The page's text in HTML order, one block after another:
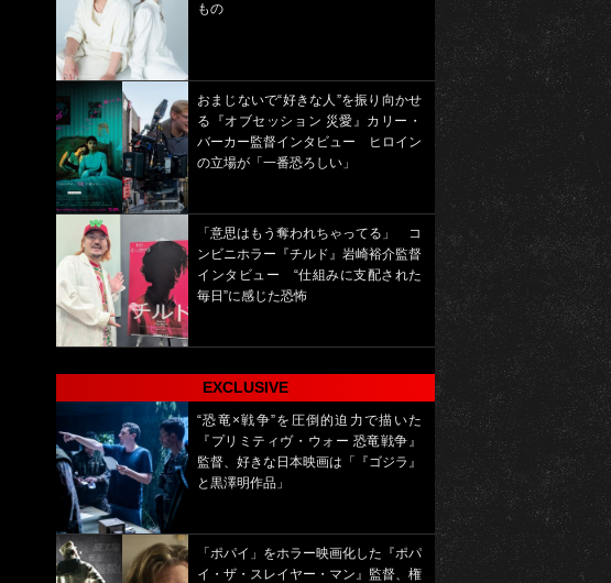
もの
おまじないで“好きな人”を振り向かせ
る『オブセッション 災愛』カリー・
バーカー監督インタビュー ヒロイン
の立場が「一番恐ろしい」
「意思はもう奪われちゃってる」 コ
ンビニホラー『チルド』岩崎裕介監督
インタビュー “仕組みに支配された
毎日”に感じた恐怖
EXCLUSIVE
“恐竜×戦争”を圧倒的迫力で描いた
『プリミティヴ・ウォー 恐竜戦争』
監督、好きな日本映画は「『ゴジラ』
と黒澤明作品」
「ポパイ」をホラー映画化した『ポパ
イ・ザ・スレイヤー・マン』監督、権